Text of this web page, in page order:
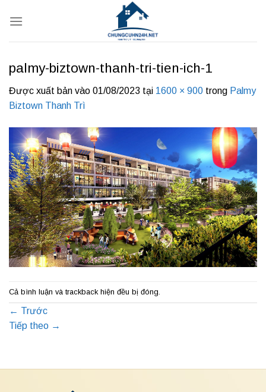
qua
palmy-biztown-thanh-tri-tien-ich-1
Được xuất bản vào 01/08/2023 tại 1600 × 900 trong Palmy
Biztown Thanh Trì
Cả bình luận và trackback hiện đều bị đóng.
← Trước
Tiếp theo →